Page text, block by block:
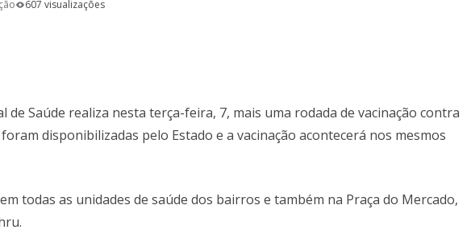
para instalação de elevador
607 visualizações
de Saúde realiza nesta terça-feira, 7, mais uma rodada de vacinação contra
disponibilizadas pelo Estado e a vacinação acontecerá nos mesmos
todas as unidades de saúde dos bairros e também na Praça do Mercado,